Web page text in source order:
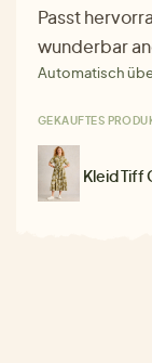
Passt
wunderbar
Automatisch
GEKAUFTES
Kleid Tiff